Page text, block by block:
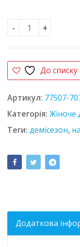
Черевики
До
Артикул: 77507-
Категорія: Жіноче
Теги: демісезон,
Додаткова